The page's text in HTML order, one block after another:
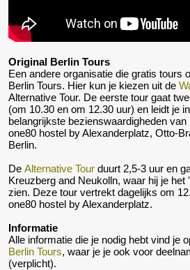
Original Berlin Tours
Een andere organisatie die gratis tours
Berlin Tours. Hier kun je kiezen uit de
Alternative Tour. De eerste tour gaat
(om 10.30 en om 12.30 uur) en leidt je
belangrijkste bezienswaardigheden
one80 hostel by Alexanderplatz, Otto-
Berlin.
De Alternative Tour duurt 2,5-3 uur en
Kreuzberg and Neukolln, waar hij je het
zien. Deze tour vertrekt dagelijks om
one80 hostel by Alexanderplatz.
Informatie
Alle informatie die je nodig hebt vind je
Berlin Tours, waar je je ook voor
(verplicht).